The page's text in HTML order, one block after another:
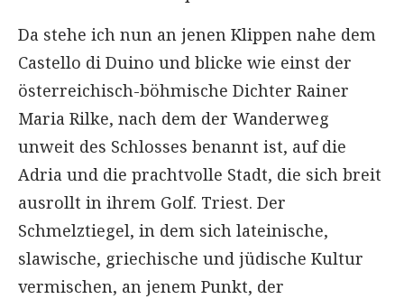
Da stehe ich nun an jenen Klippen nahe dem
Castello di Duino und blicke wie einst der
österreichisch-böhmische Dichter Rainer
Maria Rilke, nach dem der Wanderweg
unweit des Schlosses benannt ist, auf die
Adria und die prachtvolle Stadt, die sich breit
ausrollt in ihrem Golf. Triest. Der
Schmelztiegel, in dem sich lateinische,
slawische, griechische und jüdische Kultur
vermischen, an jenem Punkt, der